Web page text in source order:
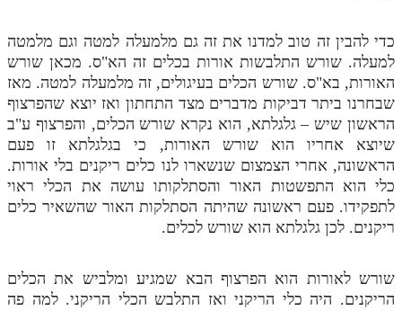
כדי להבין זה טוב למדנו את זה גם מלמעלה למטה וגם מלמטה
למעלה. שורש התלבשות אורות בכלים זה הא"ס. מכאן שורש
האורות, בא"ס. שורש הכלים בעיגולים, זה מלמעלה למטה. מאז
שבחרנו ביתר דביקות מדברים מצד התחתון ואז יוצא שהפרצוף
הראשון שיש – גלגלתא, הוא נקרא שורש הכלים, והפרצוף ע"ב
שיוצא אחריו הוא שורש האורות, כי בגלגלתא זו פעם
הראשונה, אחרי הצמצום שנשארו לנו כלים ריקנים בלי אורות.
כלי הוא התפשטות האור והסתלקותו עושה את הכלי ראוי
לתפקידו. פעם ראשונה שהיתה הסתלקות האור שהשאיר כלים
ריקנים. לכן גלגלתא הוא שורש לכלים.
שורש לאורות הוא הפרצוף הבא שמגיע ומלביש את הכלים
הריקנים. היה כלי הריקני ואז התלבש הכלי הריקני. למה פה